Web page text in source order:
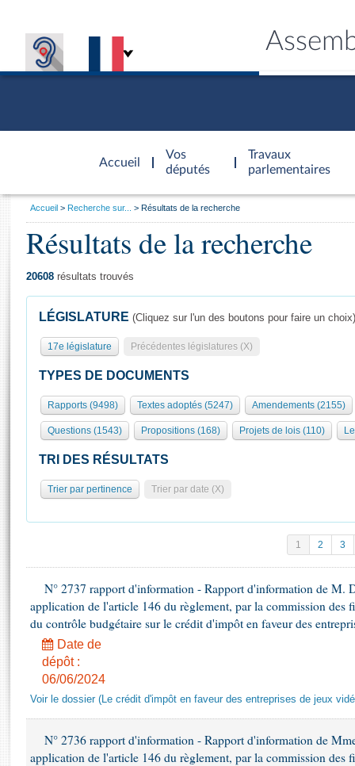
Accueil
d'accueil
Vos
députés
Travaux
parlementaires
Présidence
577 députés
Groupes politiques
Séance publique
Commissions et autres organes
Europe et International
Pétitions
Projets de loi
Propositions de loi
Amendements
Textes adoptés
Rapports d'information
Rapports sur l'application des lois
Général
Rôle et pouvoirs de l'Assemblée
Organisation de l'Assemblée
Présidence Conférence des Présidents Bureau Collège des
Statistiques et chiffres clés
Histoire
Juniors
Anciennes législatures
Liens vers les sites publics
Visiter l'Assemblée
Visite virtuelle du palais Bourbon
Assister à une séance
Contacts et plan d'accès
Photos libres de droit
Vous
Accueil Recherche sur... Résultats de la recherche
Résultats de la recherche
20608 résultats trouvés
LÉGISLATURE (Cliquez sur l'un des boutons pour faire un choix)
17e législature Précédentes législatures (X)
TYPES DE DOCUMENTS
Rapports (9498) Textes adoptés (5247) Amendements (2155)
Questions (1543) Propositions (168) Projets de lois (110)
TRI DES RÉSULTATS
Trier par pertinence Trier par date (X)
1 2 3
N° 2737 rapport d'information - Rapport d'information de M.
application de l'article 146 du règlement, par la commission des
du contrôle budgétaire sur le crédit d'impôt en faveur des
Date de
dépôt :
06/06/2024
Voir le dossier (Le crédit d'impôt en faveur des entreprises de jeux
N° 2736 rapport d'information - Rapport d'information de
application de l'article 146 du règlement, par la commission des